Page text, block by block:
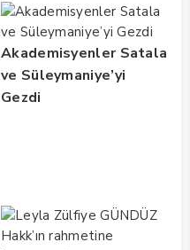
Akademisyenler Satala
ve Süleymaniye’yi
Gezdi